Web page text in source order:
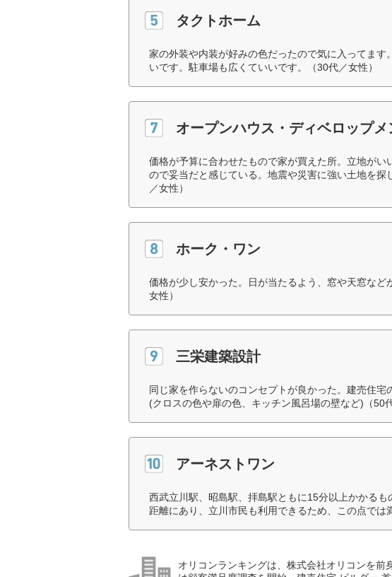
タクトホーム
家の外装や内装が好みの色だったので気に入ってま
いです。駐車場も広くていいです。（30代／女性）
オープンハウス・ディベロップメ
価格が予算に合わせたもので家が買えた所。立地がい
ので妥当だと感じている。地震や災害に強い土地を
／女性）
ホーク・ワン
価格が少し安かった。日が当たるよう、窓や天窓など
女性）
三栄建築設計
同じ家を作らないのコンセプトが良かった。建売住宅
(クロスの色や扉の色、キッチン風呂場の壁など)（50
アーネストワン
西武立川駅、昭島駅、拝島駅ともに15分以上かかる
距離にあり、立川市民も利用できるため、この点では
オリコンランキングは、株式会社オリコンを